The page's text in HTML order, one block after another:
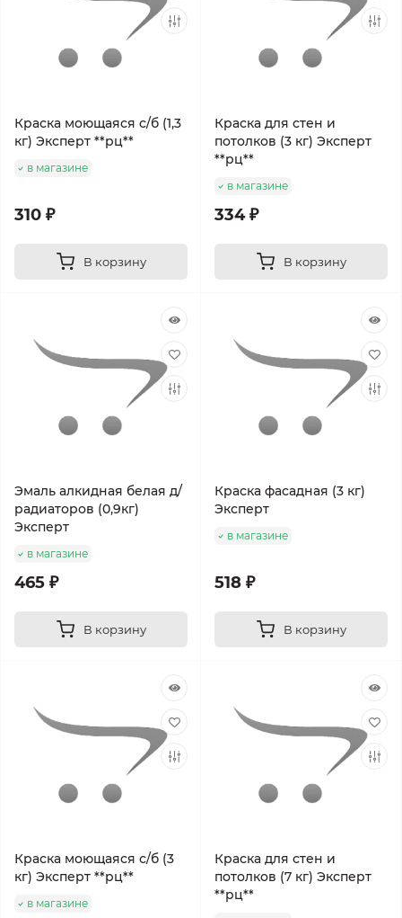
Краска моющаяся с/б (1,3
кг) Эксперт **рц**
в магазине
310 ₽
В корзину
Краска для стен и
потолков (3 кг) Эксперт
**рц**
в магазине
334 ₽
В корзину
Эмаль алкидная белая д/
радиаторов (0,9кг)
Эксперт
в магазине
465 ₽
В корзину
Краска фасадная (3 кг)
Эксперт
в магазине
518 ₽
В корзину
Краска моющаяся с/б (3
кг) Эксперт **рц**
в магазине
Краска для стен и
потолков (7 кг) Эксперт
**рц**